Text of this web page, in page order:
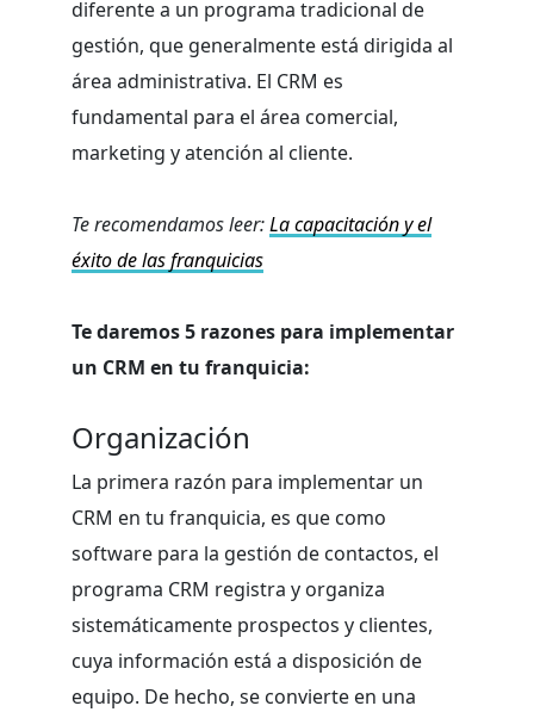
diferente a un programa tradicional de
gestión, que generalmente está dirigida al
área administrativa. El CRM es
fundamental para el área comercial,
marketing y atención al cliente.
Te recomendamos leer:La capacitación y el
éxito de las franquicias
Te daremos 5 razones para implementar
un CRM en tu franquicia:
Organización
La primera razón para implementar un
CRM en tu franquicia, es que como
software para la gestión de contactos, el
programa CRM registra y organiza
sistemáticamente prospectos y clientes,
cuya información está a disposición de
equipo. De hecho, se convierte en una